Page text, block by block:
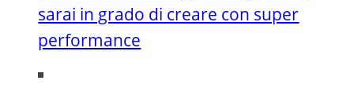
sarai in grado di creare con super
performance